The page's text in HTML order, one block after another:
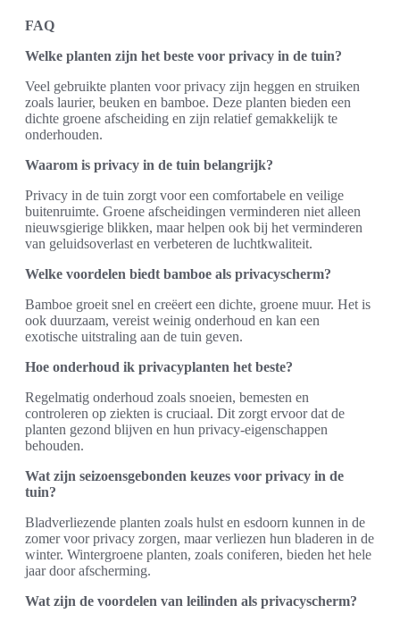
FAQ
Welke planten zijn het beste voor privacy in de tuin?
Veel gebruikte planten voor privacy zijn heggen en struiken
zoals laurier, beuken en bamboe. Deze planten bieden een
dichte groene afscheiding en zijn relatief gemakkelijk te
onderhouden.
Waarom is privacy in de tuin belangrijk?
Privacy in de tuin zorgt voor een comfortabele en veilige
buitenruimte. Groene afscheidingen verminderen niet alleen
nieuwsgierige blikken, maar helpen ook bij het verminderen
van geluidsoverlast en verbeteren de luchtkwaliteit.
Welke voordelen biedt bamboe als privacyscherm?
Bamboe groeit snel en creëert een dichte, groene muur. Het is
ook duurzaam, vereist weinig onderhoud en kan een
exotische uitstraling aan de tuin geven.
Hoe onderhoud ik privacyplanten het beste?
Regelmatig onderhoud zoals snoeien, bemesten en
controleren op ziekten is cruciaal. Dit zorgt ervoor dat de
planten gezond blijven en hun privacy-eigenschappen
behouden.
Wat zijn seizoensgebonden keuzes voor privacy in de
tuin?
Bladverliezende planten zoals hulst en esdoorn kunnen in de
zomer voor privacy zorgen, maar verliezen hun bladeren in de
winter. Wintergroene planten, zoals coniferen, bieden het hele
jaar door afscherming.
Wat zijn de voordelen van leilinden als privacyscherm?